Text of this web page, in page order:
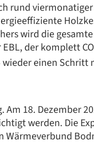
rund
wird die
der komplett CO
einen Schritt
18. Dezember
werden. Die
Wärmeverbund